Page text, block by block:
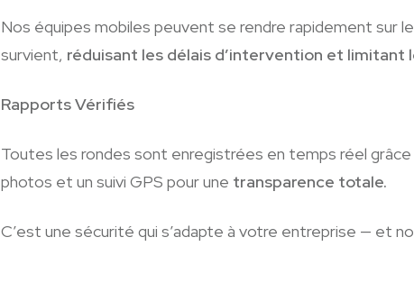
Nos équipes mobiles peuvent se rendre rapidement sur
survient, réduisant les délais d’intervention et limitant
Rapports Vérifiés
Toutes les rondes sont enregistrées en temps réel grâce
photos et un suivi GPS pour une transparence totale.
C’est une sécurité qui s’adapte à votre entreprise — et